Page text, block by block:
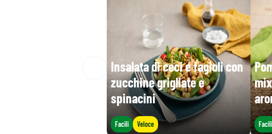
Insalata di ceci e fagioli con
zucchine grigliate e
spinacini
Facili Veloce Facili